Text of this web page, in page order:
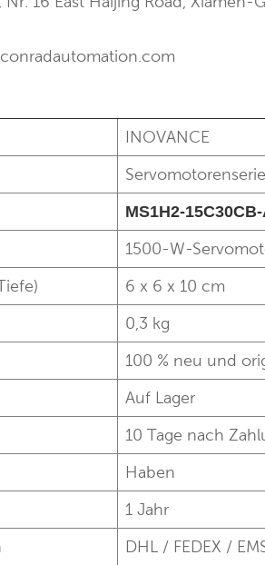
INOVANCE
MS1H2-
1500-W-
6 x 6 x 10 cm
0,3 kg
100 % neu und
Auf Lager
10 Tage nach
Haben
1 Jahr
DHL / FEDEX /